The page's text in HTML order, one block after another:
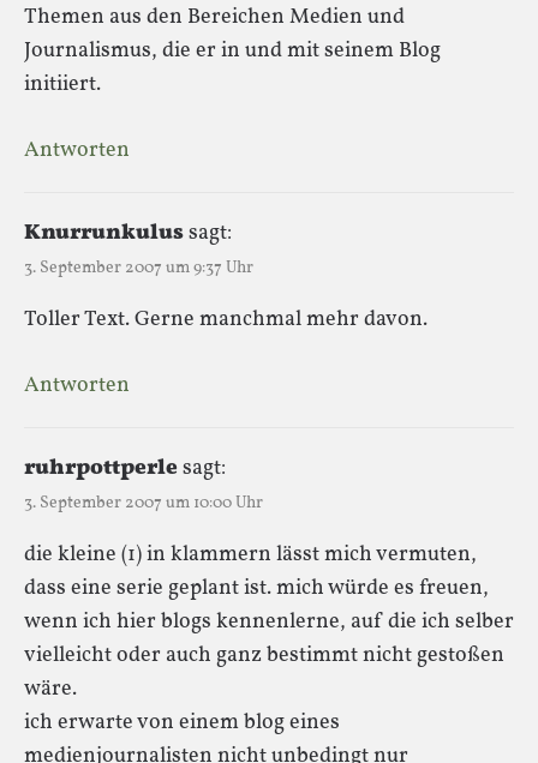
Themen aus den Bereichen Medien und
Journalismus, die er in und mit seinem Blog
initiiert.
Antworten
Knurrunkulussagt:
3. September 2007 um 9:37 Uhr
Toller Text. Gerne manchmal mehr davon.
Antworten
ruhrpottperlesagt:
3. September 2007 um 10:00 Uhr
die kleine (1) in klammern lässt mich vermuten,
dass eine serie geplant ist. mich würde es freuen,
wenn ich hier blogs kennenlerne, auf die ich selber
vielleicht oder auch ganz bestimmt nicht gestoßen
wäre.
ich erwarte von einem blog eines
medienjournalisten nicht unbedingt nur